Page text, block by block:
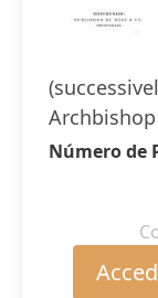
Número de